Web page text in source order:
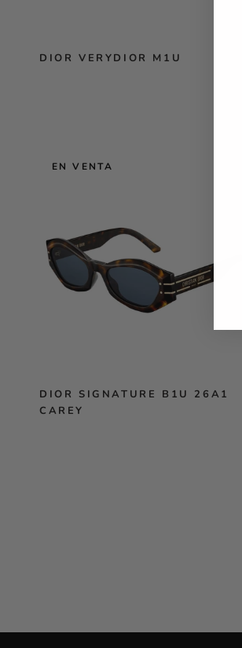
DIOR VERYDIOR M1U
EN VENTA
DIOR SIGNATURE B1U 26A1
CAREY